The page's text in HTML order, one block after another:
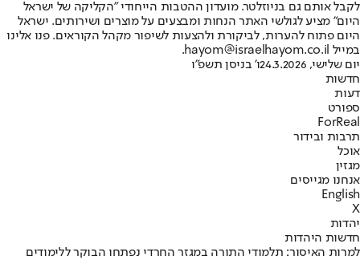
לקבל אותם גם בניוזלטר. מועדון ההטבות הייחודי "הקליקה של ישראל
היום" מציע לגולשי האתר הנחות ומבצעים על מוצרים ושירותים. ישראל
היום פתוח להערות, לביקורת ולהצעות לשיפור מקהל הקוראים. פנו אלינו
במייל hayom@israelhayom.co.il.
יום שלישי, 24.3.2026
ו' בניסן תשפ"ו
חדשות
דעות
ספורט
ForReal
תרבות ובידור
אוכל
מגזין
אנחנו מגייסים
English
X
יהדות
חדשות היהדות
למרות האיסור: תלמודי התורה במגזר החרדי נפתחו הבוקר ללימודים